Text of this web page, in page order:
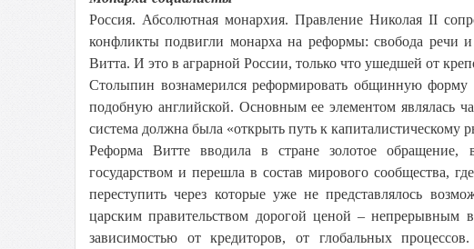
Россия. Абсолютная монархия. Правление Николая II
конфликты подвигли монарха на реформы: свобода
Витта. И это в аграрной России, только что ушедшей от
Столыпин вознамерился реформировать общинную форму
подобную английской. Основным ее элементом являлась
система должна была «открыть путь к капиталистическому
Реформа Витте вводила в стране золотое обращение,
государством и перешла в состав мирового сообщества,
переступить через которые уже не представлялось
царским правительством дорогой ценой – непрерывным
зависимостью от кредиторов, от глобальных